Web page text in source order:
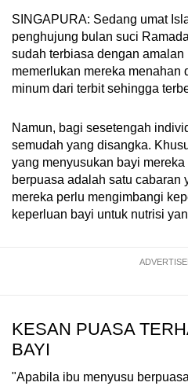
SINGAPURA: Sedang umat
penghujung bulan suci
sudah terbiasa dengan
memerlukan mereka menahan
minum dari terbit sehingga
Namun, bagi sesetengah
semudah yang disangka.
yang menyusukan bayi
berpuasa adalah satu cabaran
mereka perlu mengimbangi
keperluan bayi untuk nutrisi
KESAN PUASA
BAYI
"Apabila ibu menyusu
to
a
supported
browser
or,
the
finest
experience,
download
the
still
having
issues?